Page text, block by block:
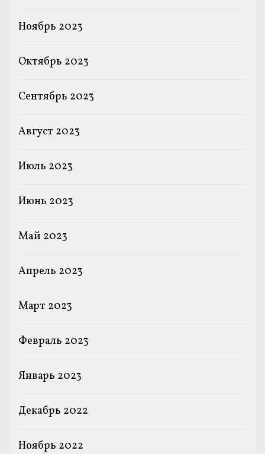
Ноябрь 2023
Октябрь 2023
Сентябрь 2023
Август 2023
Июль 2023
Июнь 2023
Май 2023
Апрель 2023
Март 2023
Февраль 2023
Январь 2023
Декабрь 2022
Ноябрь 2022